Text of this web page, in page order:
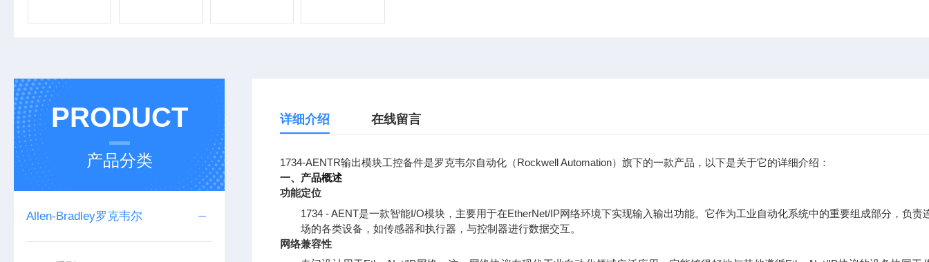
PRODUCT
产品分类
Allen-Bradley罗克韦尔
详细介绍 在线留言
1734-AENTR输出模块工控备件是罗克韦尔自动化（Rockwell Automation）旗下的一款产品，以下是关于它的详细介绍：
一、产品概述
功能定位
1734 - AENT是一款智能I/O模块，主要用于在EtherNet/IP网络环境下实现输入输出功能。它作为工业自动化系统中的重要组成部分，负责
场的各类设备，如传感器和执行器，与控制器进行数据交互。
网络兼容性